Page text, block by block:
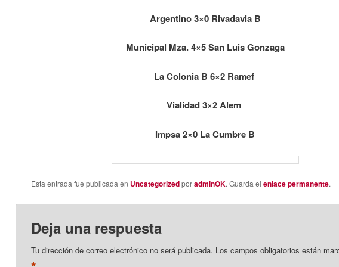
Argentino 3×0 Rivadavia B
Municipal Mza. 4×5 San Luis Gonzaga
La Colonia B 6×2 Ramef
Vialidad 3×2 Alem
Impsa 2×0 La Cumbre B
Esta entrada fue publicada en UncategorizedporadminOK. Guarda el enlace permanente.
Deja una respuesta
Tu dirección de correo electrónico no será publicada. Los campos obligatorios están